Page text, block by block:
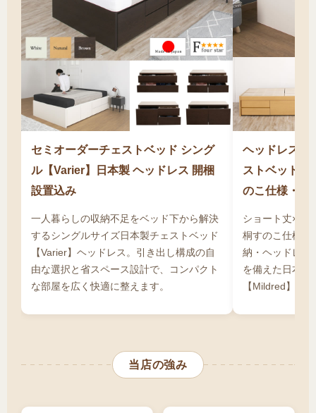
に5杯前後の大容量引き出しを備え、衣類・リネ
ン類・小物などをすべて収納できます。BOX構
造が標準のため引き出しが頑丈で埃も入りにく
く、一人暮らしで掃除の頻度が少ない方でも清
潔に保管できます。タンスやチェストを別に購
入する必要が完全になくなるため、部屋を広く
使え、家具購入のトータルコストも抑えられま
す。大学生から社会人まで長く使える投資とし
て、収納力を最優先する方にシングルサイズの
購入なら、店舗より安く高品質なシングルサイ
ズのチェストベッドを手に入れることができま
す。
セミオーダーチェストベッド シング
ル【Varier】日本製 ヘッドレス 開梱
設置込み
一人暮らしの収納不足をベッド下から解決
するシングルサイズ日本製チェストベッド
【Varier】ヘッドレス。引き出し構成の自
由な選択と省スペース設計で、コンパクト
な部屋を広く快適に整えます。
ヘッドレスも
ストベッド
のこ仕様・日
ショート丈×シ
桐すのこ仕様・
納・ヘッドレス
を備えた日本製
【Mildred】。
当店の強み